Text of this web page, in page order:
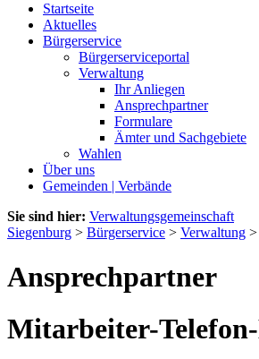
Startseite
Aktuelles
Bürgerservice
Bürgerserviceportal
Verwaltung
Ihr Anliegen
Ansprechpartner
Formulare
Ämter und Sachgebiete
Wahlen
Über uns
Gemeinden | Verbände
Sie sind hier: Verwaltungsgemeinschaft
Siegenburg > Bürgerservice > Verwaltung >
Ansprechpartner
Mitarbeiter-